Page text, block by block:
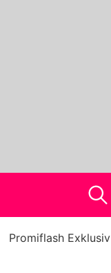
Promiflash Exklusiv